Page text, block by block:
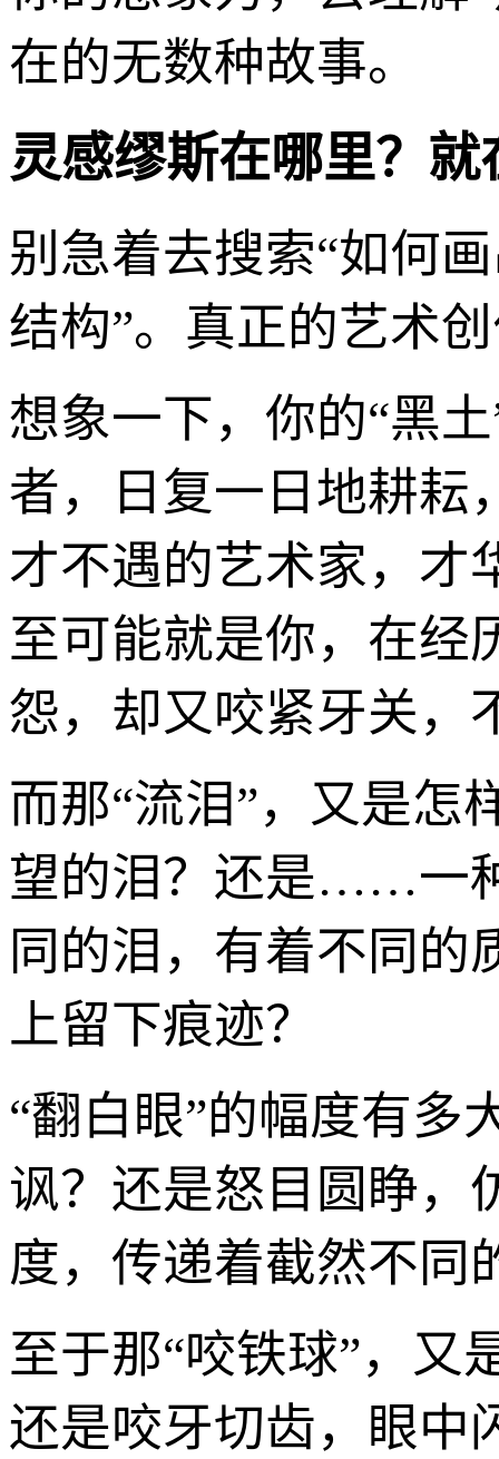
在的无数种故事。
灵感缪斯在哪里？
别急着去搜索“如何
结构”。真正的艺术
想象一下，你的“黑
者，日复一日地耕耘
才不遇的艺术家，才
至可能就是你，在经
怨，却又咬紧牙关，
而那“流泪”，又是怎
望的泪？还是……一
同的泪，有着不同的
上留下痕迹？
“翻白眼”的幅度有多
讽？还是怒目圆睁，
度，传递着截然不同
至于那“咬铁球”，又
还是咬牙切齿，眼中